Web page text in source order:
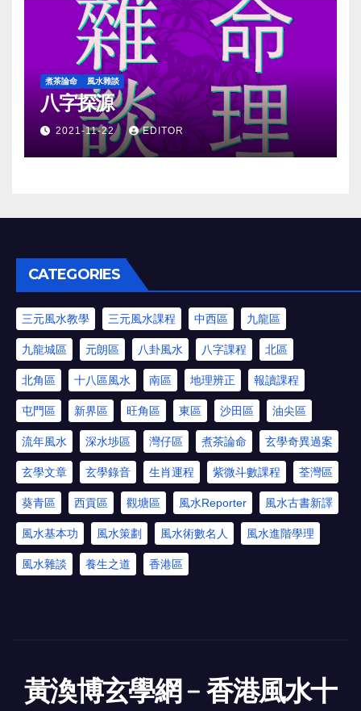
煮茶論命 風水雜談
八字探源
2021-11-22 EDITOR
CATEGORIES
三元風水教學 三元風水課程 中西區 九龍區
九龍城區 元朗區 八卦風水 八字課程 北區
北角區 十八區風水 南區 地理辨正 報讀課程
屯門區 新界區 旺角區 東區 沙田區 油尖區
流年風水 深水埗區 灣仔區 煮茶論命 玄學奇異過案
玄學文章 玄學錄音 生肖運程 紫微斗數課程 荃灣區
葵青區 西貢區 觀塘區 風水Reporter 風水古書新譯
風水基本功 風水策劃 風水術數名人 風水進階學理
風水雜談 養生之道 香港區
黃渙博玄學網﹣香港風水十